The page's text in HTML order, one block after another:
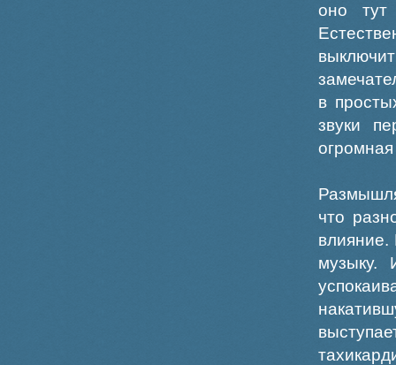
оно тут
в
звуки
что
влияние.
музыку.